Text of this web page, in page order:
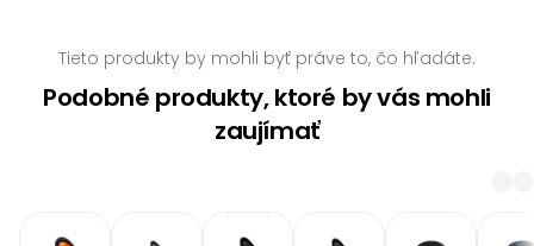
Tieto produkty by mohli byť práve to, čo hľadáte.
Podobné produkty, ktoré by vás mohli
zaujímať